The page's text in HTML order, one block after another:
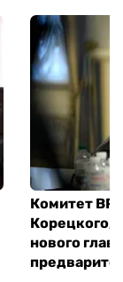
Комитет ВР
Корецкого,
нового